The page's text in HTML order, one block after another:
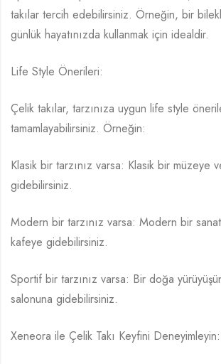
takılar tercih edebilirsiniz. Örneğin, bir
günlük hayatınızda kullanmak için idealdir.
Life Style Önerileri:
Çelik takılar, tarzınıza uygun life style
tamamlayabilirsiniz. Örneğin:
Klasik bir tarzınız varsa: Klasik bir müzeye
gidebilirsiniz.
Modern bir tarzınız varsa: Modern bir
kafeye gidebilirsiniz.
Sportif bir tarzınız varsa: Bir doğa
salonuna gidebilirsiniz.
Xeneora ile Çelik Takı Keyfini Deneyimleyin: